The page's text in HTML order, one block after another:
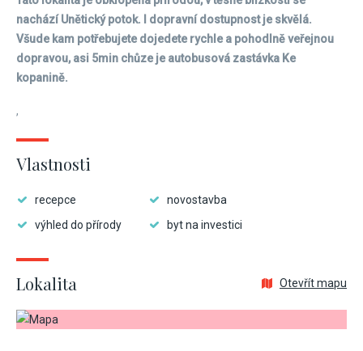
nachází Unětický potok. I dopravní dostupnost je skvělá.
Všude kam potřebujete dojedete rychle a pohodlně veřejnou
dopravou, asi 5min chůze je autobusová zastávka Ke
kopanině.
,
Vlastnosti
recepce
novostavba
výhled do přírody
byt na investici
Lokalita Otevřít mapu